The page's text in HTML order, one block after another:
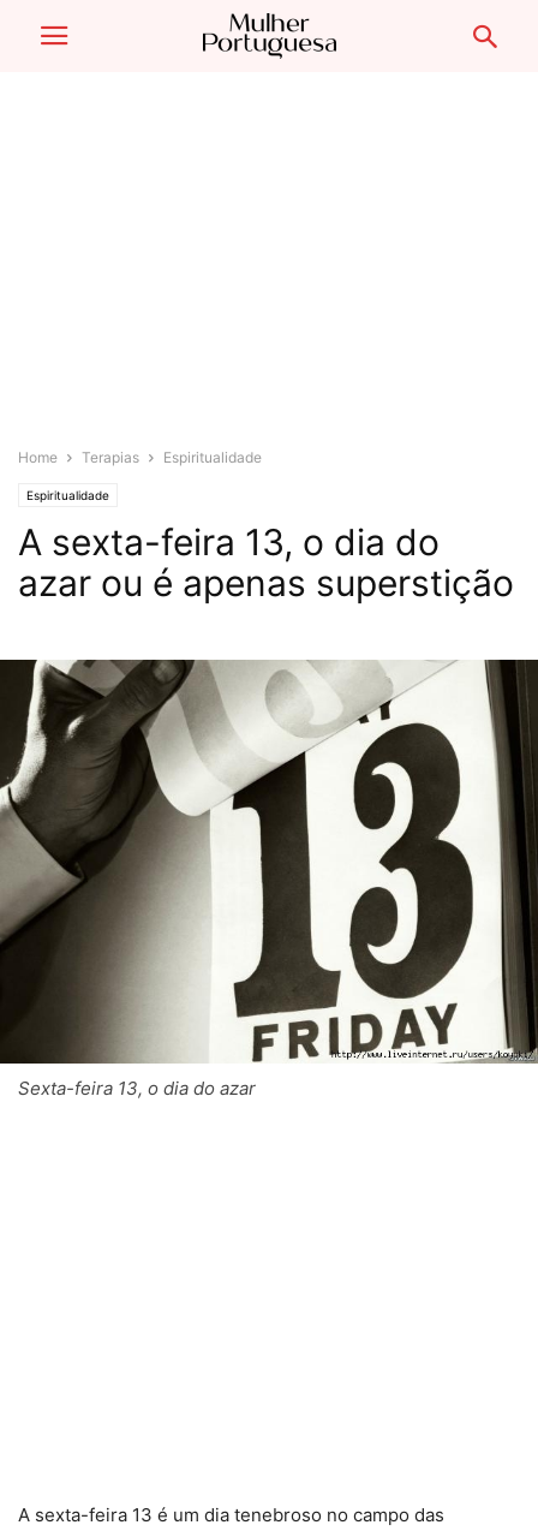
Home Terapias Espiritualidade
Espiritualidade
A sexta-feira 13, o dia do
azar ou é apenas superstição
Sexta-feira 13, o dia do azar
A sexta-feira 13 é um dia tenebroso no campo das